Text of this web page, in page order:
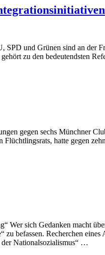
und Grünen sind an der
zu den bedeutendsten
gegen sechs Münchner
hatte gegen
Wer sich Gedanken macht
zu befassen. Recherchen
Nationalsozialismus“ …